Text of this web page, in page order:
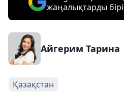
жаңалықтарды
Айгерим Тарина
Қазақстан